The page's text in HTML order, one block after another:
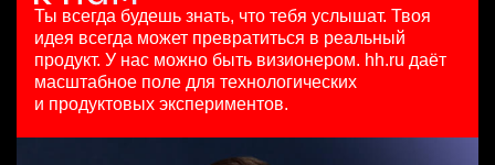
3 авг. 2026
з/п не указана
Москва
HeadHunter::Коммерческий департамент
10000000 so'm
Менеджер по продажам крупному бизнесу
HeadHunter::Телефонные продажи
29 июл. 2026
з/п не указана
Москва
SMM-менеджер
HeadHunter::Департамент маркетинга
15 июл. 2026
з/п не указана
Ташкент
Ты всегда будешь знать, что тебя услышат. Твоя
идея всегда может превратиться в реальный
продукт. У нас можно быть визионером. hh.ru даёт
масштабное поле для технологических
и продуктовых экспериментов.